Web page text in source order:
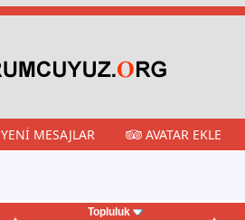
YENI MESAJLAR AVATAR EKLE
Topluluk